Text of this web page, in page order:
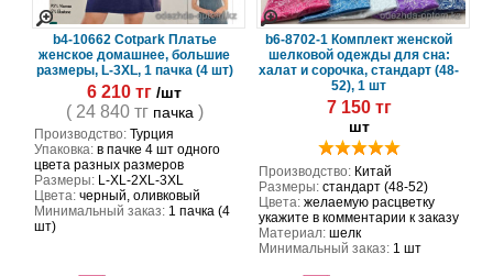
b4-10662 Cotpark Платье
женское домашнее, большие
размеры, L-3XL, 1 пачка (4 шт)
6 210 тг /шт
( 24 840 тг пачка )
Производство:Турция
Упаковка:в пачке 4 шт одного
цвета разных размеров
Размеры:L-XL-2XL-3XL
Цвета:черный, оливковый
Минимальный заказ:1 пачка (4
шт)
b6-8702-1 Комплект женской
шелковой одежды для сна:
халат и сорочка, стандарт (48-
52), 1 шт
7 150 тг
шт
Производство:Китай
Размеры:стандарт (48-52)
Цвета:желаемую расцветку
укажите в комментарии к заказу
Материал:шелк
Минимальный заказ:1 шт